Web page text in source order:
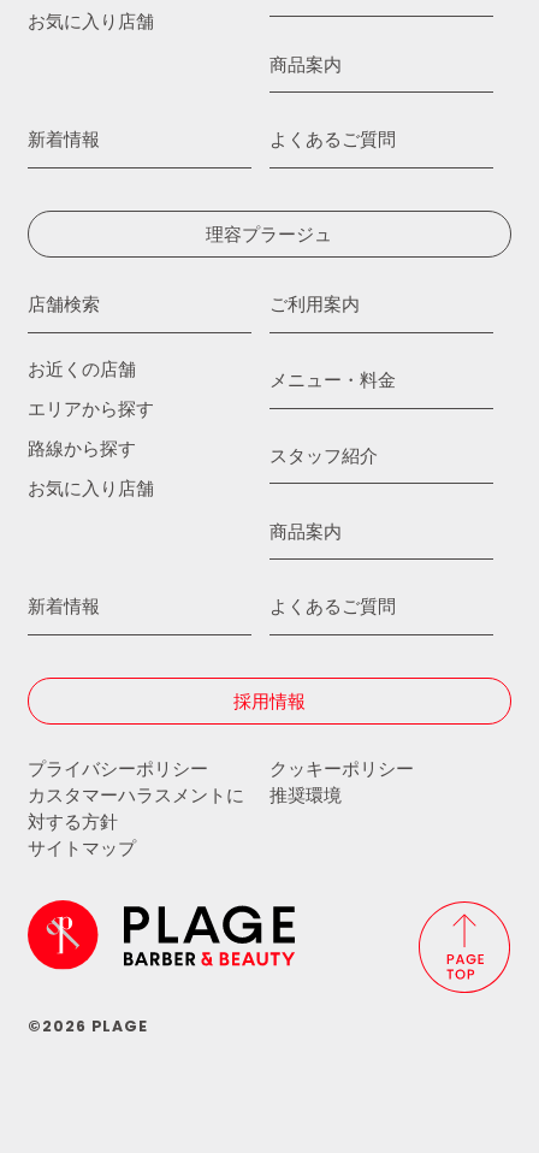
お気に入り店舗
商品案内
新着情報 よくあるご質問
理容プラージュ
店舗検索
お近くの店舗
エリアから探す
路線から探す
お気に入り店舗
ご利用案内
メニュー・料金
スタッフ紹介
商品案内
新着情報 よくあるご質問
採用情報
プライバシーポリシー
クッキーポリシー
カスタマーハラスメントに
対する方針
推奨環境
サイトマップ
©2026 PLAGE